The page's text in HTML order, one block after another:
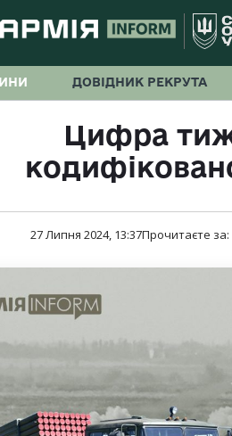
ДОВІДНИК РЕКРУТА
Цифра
27 Липня 2024, 13:37Прочитаєте за: